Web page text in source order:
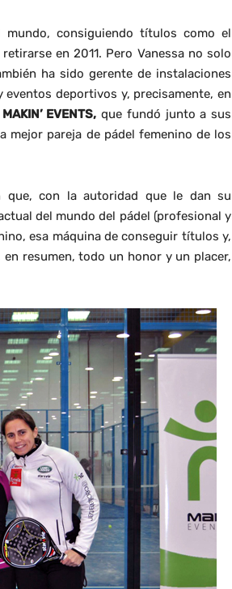
consiguiendo títulos como el
en 2011. Pero Vanessa no solo
ha sido gerente de instalaciones
deportivos y, precisamente, en
MAKIN’ EVENTS, que fundó junto a sus
mejor pareja de pádel femenino de los
que, con la autoridad que le dan su
del mundo del pádel (profesional y
esa máquina de conseguir títulos y,
resumen, todo un honor y un placer,